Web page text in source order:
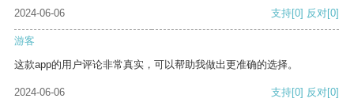
2024-06-06
支持[0] 反对[0]
游客
这款app的用户评论非常真实，可以帮助我做出更准确的选择。
2024-06-06 支持[0] 反对[0]